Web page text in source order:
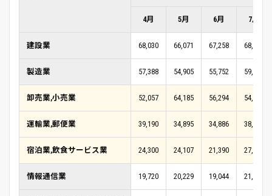
4月 5月 6月 7月
建設業 68,030 66,071 67,258 68,070
製造業 57,388 54,905 55,752 59,569
卸売業,小売業 52,057 64,185 56,294 54,522
運輸業,郵便業 39,190 34,895 34,886 38,089
宿泊業,飲食サービス業 24,300 24,107 21,390 27,798
情報通信業 19,720 20,229 19,044 21,081